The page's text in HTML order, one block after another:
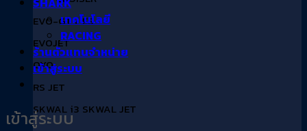
EVO-GT / ES
EVOJET
OXO
RS JET
SKWAL i3 SKWAL JET
เทคโนโลยี
RACING
ร้านตัวแทนจำหน่าย
เข้าสู่ระบบ
เข้าสู่ระบบ